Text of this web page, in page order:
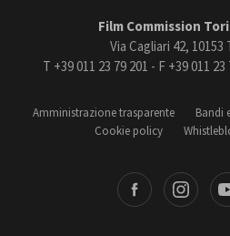
Film Commission
Via Cagliari 42,
T +39 011 23 79 201 - F +39 011
Amministrazione trasparente Bandi
Cookie policy
Vimeo